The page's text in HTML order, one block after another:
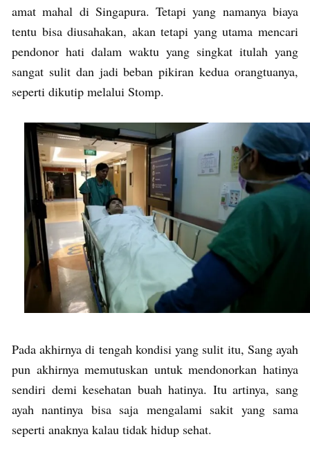
amat mahal di Singapura. Tetapi yang namanya biaya
tentu bisa diusahakan, akan tetapi yang utama mencari
pendonor hati dalam waktu yang singkat itulah yang
sangat sulit dan jadi beban pikiran kedua orangtuanya,
seperti dikutip melalui Stomp.
Pada akhirnya di tengah kondisi yang sulit itu, Sang ayah
pun akhirnya memutuskan untuk mendonorkan hatinya
sendiri demi kesehatan buah hatinya. Itu artinya, sang
ayah nantinya bisa saja mengalami sakit yang sama
seperti anaknya kalau tidak hidup sehat.